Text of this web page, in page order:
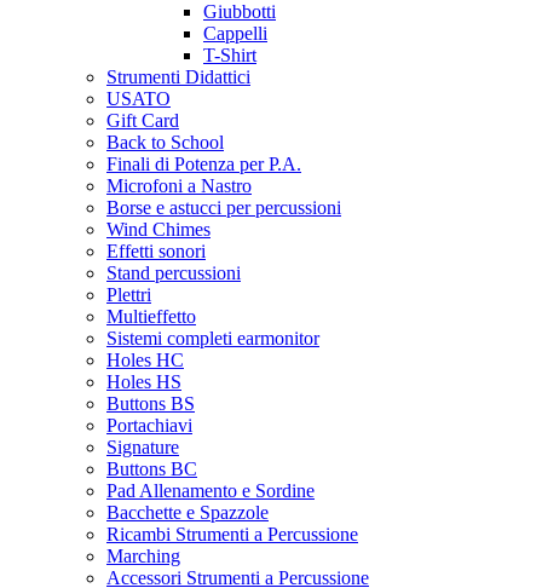
Giubbotti
Cappelli
T-Shirt
Strumenti Didattici
USATO
Gift Card
Back to School
Finali di Potenza per P.A.
Microfoni a Nastro
Borse e astucci per percussioni
Wind Chimes
Effetti sonori
Stand percussioni
Plettri
Multieffetto
Sistemi completi earmonitor
Holes HC
Holes HS
Buttons BS
Portachiavi
Signature
Buttons BC
Pad Allenamento e Sordine
Bacchette e Spazzole
Ricambi Strumenti a Percussione
Marching
Accessori Strumenti a Percussione